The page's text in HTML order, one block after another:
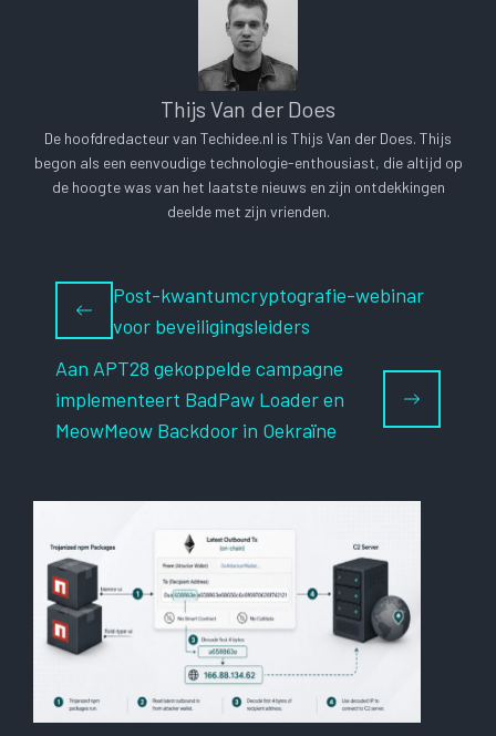
Thijs Van der Does
De hoofdredacteur van Techidee.nl is Thijs Van der Does. Thijs
begon als een eenvoudige technologie-enthousiast, die altijd op
de hoogte was van het laatste nieuws en zijn ontdekkingen
deelde met zijn vrienden.
Post-kwantumcryptografie-webinar
voor beveiligingsleiders
Aan APT28 gekoppelde campagne
implementeert BadPaw Loader en
MeowMeow Backdoor in Oekraïne